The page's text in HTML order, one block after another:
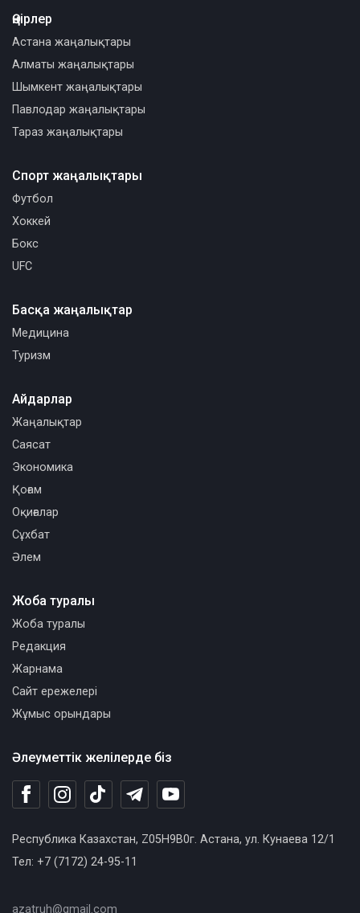
Өңірлер
Астана жаңалықтары
Алматы жаңалықтары
Шымкент жаңалықтары
Павлодар жаңалықтары
Тараз жаңалықтары
Спорт жаңалықтары
Футбол
Хоккей
Бокс
UFC
Басқа жаңалықтар
Медицина
Туризм
Әлеуметтік желілерде біз
Республика Казахстан, Z05H9B0г. Астана, ул. Кунаева 12/1
Тел: +7 (7172) 24-95-11
azatruh@gmail.com
Айдарлар
Жаңалықтар
Саясат
Экономика
Қоғам
Оқиғалар
Сұхбат
Әлем
Жоба туралы
Жоба туралы
Редакция
Жарнама
Сайт ережелері
Жұмыс орындары